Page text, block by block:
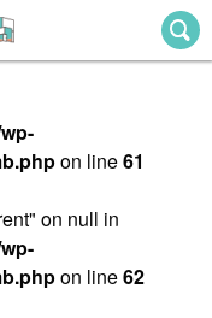
on line61
on null in
on line62